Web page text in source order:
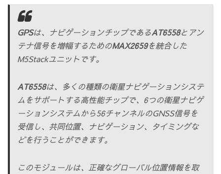
GPSは、ナビゲーションチップであるAT6558とアン
テナ信号を増幅するためのMAX2659を統合した
M5Stackユニットです。
AT6558は、多くの種類の衛星ナビゲーションシステ
ムをサポートする高性能チップで、6つの衛星ナビゲ
ーションシステムから56チャンネルのGNSS信号を
受信し、共同位置、ナビゲーション、タイミングな
どを行うことができます。
このモジュールは、正確なグローバル位置情報を取